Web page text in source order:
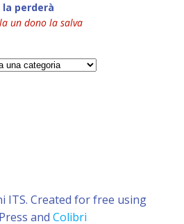
la perderà
un dono la salva
ITS. Created for free using
and Colibri